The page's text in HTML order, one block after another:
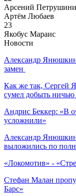
Арсений
Артём Любаев
23
Якобус Мараис
Новости
Александр
замен
Как же так, Сергей
сумел добыть
Андрис Беккер: «В
усложнили»
Александр
выложились по
«Локомотив» -
Стефан Малан
Барс»